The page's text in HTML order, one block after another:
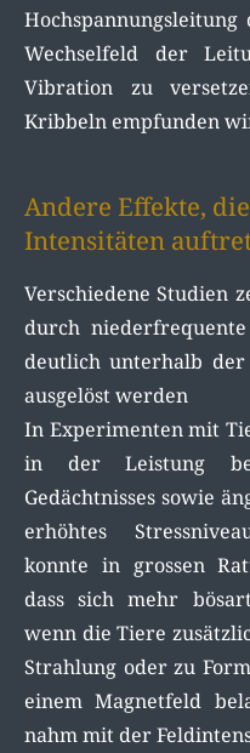
Wechselfeld der
Vibration zu
Kribbeln empfunden
Andere Effekte,
Intensitäten
Verschiedene Studien
durch
deutlich unterhalb
ausgelöst werden
In Experimenten mit
in der Leistung
Gedächtnisses sowie
erhöhtes
konnte in grossen
dass sich mehr
wenn die Tiere
Strahlung oder zu
einem Magnetfeld
nahm mit der